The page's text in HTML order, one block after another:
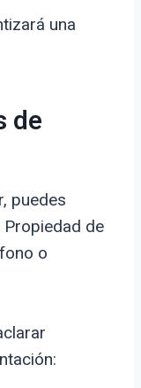
una
de
puedes
de
o